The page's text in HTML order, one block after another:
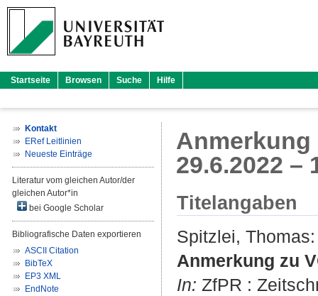
Startseite Browsen Suche Hilfe
Kontakt
ERef Leitlinien
Neueste Einträge
Literatur vom gleichen Autor/der
gleichen Autor*in
bei Google Scholar
Bibliografische Daten exportieren
ASCII Citation
BibTeX
EP3 XML
EndNote
Anmerkung
29.6.2022 –
Titelangaben
Spitzlei, Thomas:
Anmerkung zu
In: ZfPR :